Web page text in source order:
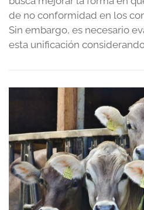
de no conformidad en los
Sin embargo, es necesario
esta unificación